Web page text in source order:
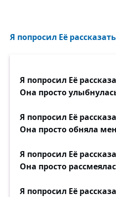
Я попросил Её
Я попросил Её
Она просто
Я попросил Её
Она просто обняла
Я попросил Её
Она просто
Я попросил Её